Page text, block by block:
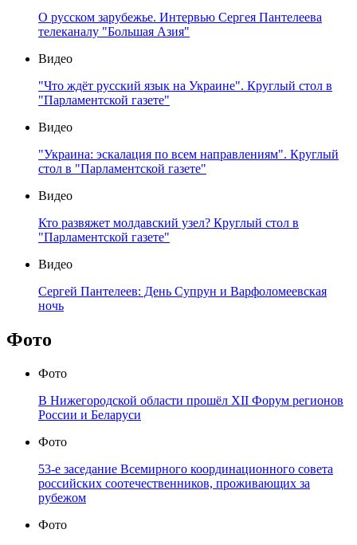
О русском зарубежье. Интервью Сергея Пантелеева
телеканалу "Большая Азия"
Видео
"Что ждёт русский язык на Украине". Круглый стол в
"Парламентской газете"
Видео
"Украина: эскалация по всем направлениям". Круглый
стол в "Парламентской газете"
Видео
Кто развяжет молдавский узел? Круглый стол в
"Парламентской газете"
Видео
Сергей Пантелеев: День Супрун и Варфоломеевская
ночь
Фото
Фото
В Нижегородской области прошёл XII Форум регионов
России и Беларуси
Фото
53-е заседание Всемирного координационного совета
российских соотечественников, проживающих за
рубежом
Фото